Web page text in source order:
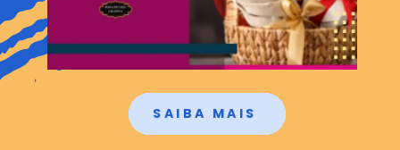
SAIBA MAIS